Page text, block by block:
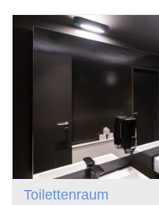
Toilettenraum